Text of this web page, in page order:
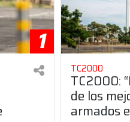
1
TC2000
TC2000:
de los
armados